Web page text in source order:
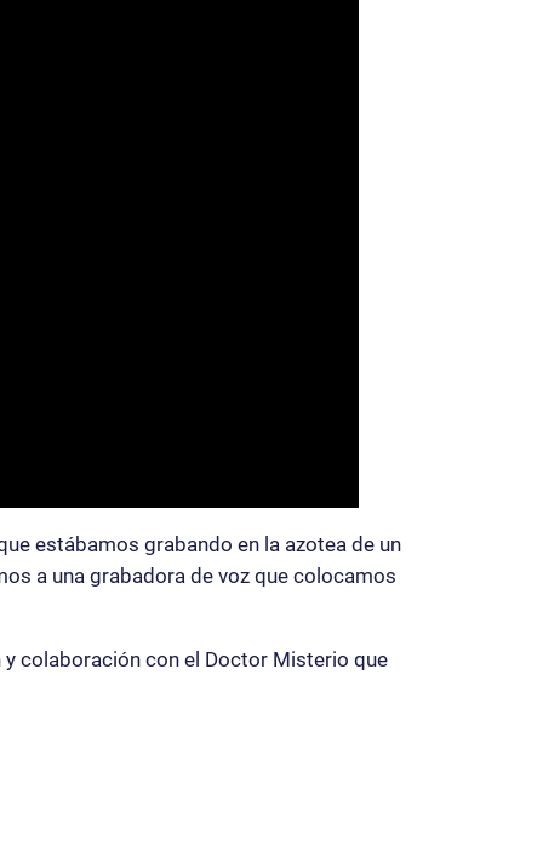
estábamos grabando en la azotea de un
a una grabadora de voz que colocamos
colaboración con el Doctor Misterio que